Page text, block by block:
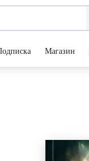
Магазин